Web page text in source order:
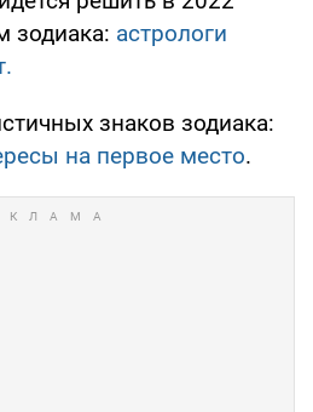
зодиака: астрологи
знаков зодиака:
на первое место.